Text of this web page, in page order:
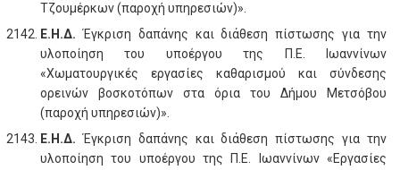
Τζουμέρκων (παροχή υπηρεσιών)».
Ε.Η.Δ.Έγκριση δαπάνης και διάθεση πίστωσης για την
υλοποίηση του υποέργου της Π.Ε. Ιωαννίνων
«Χωματουργικές εργασίες καθαρισμού και σύνδεσης
ορεινών βοσκοτόπων στα όρια του Δήμου Μετσόβου
(παροχή υπηρεσιών)».
Ε.Η.Δ.Έγκριση δαπάνης και διάθεση πίστωσης για την
υλοποίηση του υποέργου της Π.Ε. Ιωαννίνων «Εργασίες